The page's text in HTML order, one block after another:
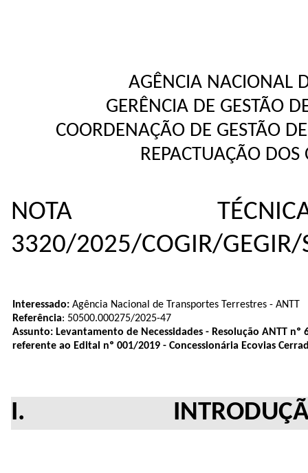
AGÊNCIA NACIONAL
GERÊNCIA DE GESTÃO
COORDENAÇÃO DE GESTÃO
REPACTUAÇÃO DOS
NOTA
3320/2025/COGIR/GEGIR/
Interessado: Agência Nacional de Transportes Terrestres - ANTT
Referência: 50500.000275/2025-47
Assunto: Levantamento de Necessidades - Resolução ANTT
referente ao Edital nº 001/2019 - Concessionária Ecovias
I.